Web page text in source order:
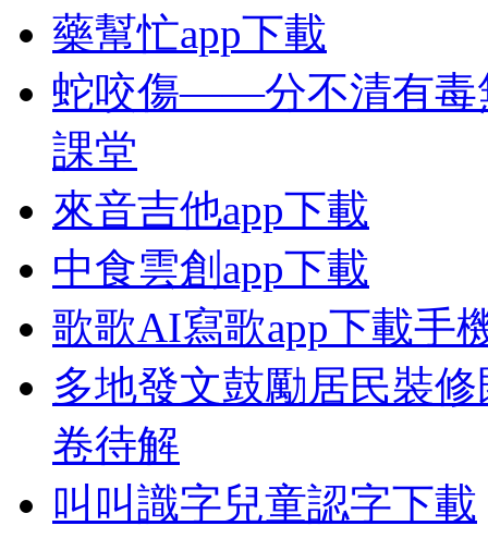
藥幫忙app下載
蛇咬傷——分不清有毒
課堂
來音吉他app下載
中食雲創app下載
歌歌AI寫歌app下載手
多地發文鼓勵居民裝
卷待解
叫叫識字兒童認字下載